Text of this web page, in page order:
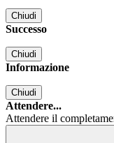
Chiudi
Successo
Chiudi
Informazione
Chiudi
Attendere...
Attendere il